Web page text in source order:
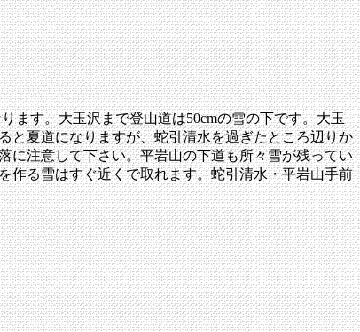
ます。大玉沢まで登山道は50cmの雪の下です。大玉
と夏道になりますが、蛇引清水を過ぎたところ辺りか
に注意して下さい。平岩山の下道も所々雪が残ってい
作る雪はすぐ近くで取れます。蛇引清水・平岩山手前